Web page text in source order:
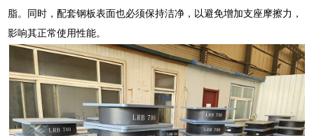
脂。同时，配套钢板表面也必须保持洁净，以避免增加支座摩擦力，
影响其正常使用性能。